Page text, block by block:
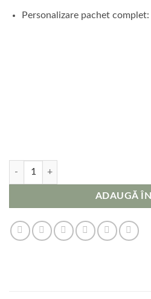
Personalizare pachet
Cantitate Propsuri mesaje Party v3
ADAUGĂ